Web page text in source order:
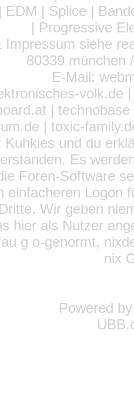
EDM | Splice |
| Progressive
Impressum siehe
80339 münchen
E-Mail:
volk.de
|
| toxic-
Kuhkies und du
Es
Foren-Software
einfacheren Logon
Wir geben
hier als Nutzer
g o-genormt,
nix
Powered